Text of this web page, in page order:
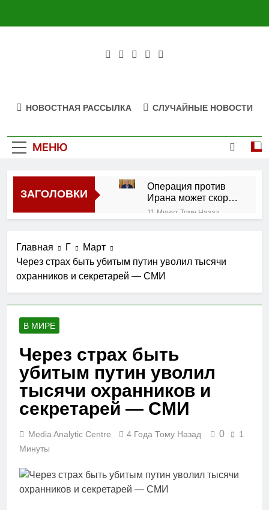
НОВОСТНАЯ РАССЫЛКА СЛУЧАЙНЫЕ НОВОСТИ
МЕНЮ
ЗАГОЛОВКИ
Операция против
Ирана может скоро
закончиться: Трамп
11 Минут Тому Назад
баллистической
ракеты и
противоракетной
системы: Зеленский
Президент Бразилии
раскритиковал
19 Часов Тому Назад
Россия заявляет, что
Исламабад придает
большое значение
укреплению связей с
Ереваном, Москвой и
Баку: Pосол
Пакистана в России
23 Часа Тому Назад
Соглашение между
Ираном и Оманом не
гарантирует
судоходства через
Ормузский пролив:
23 Часа Тому Назад
Главная Г
Март
Через страх быть убитым путин уволил тысячи
охранников и секретарей — СМИ
В МИРЕ
Через страх быть
убитым путин уволил
тысячи охранников и
секретарей — СМИ
Media Analytic Centre 4 Года Тому Назад 0
1
Минуты